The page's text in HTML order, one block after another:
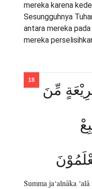
mereka karena
Sesungguhnya
antara mereka
mereka
مِّنَ
Ṡumma ja‘alnāka